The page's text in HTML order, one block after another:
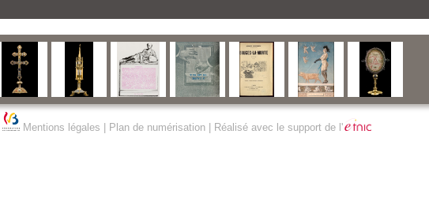
Mentions légales Plan de numérisation| Réalisé avec le support de l'